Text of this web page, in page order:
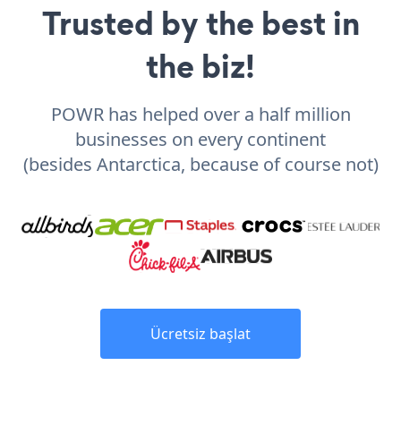
Trusted by the best in
the biz!
POWR has helped over a half million
businesses on every continent
(besides Antarctica, because of course not)
Ücretsiz başlat